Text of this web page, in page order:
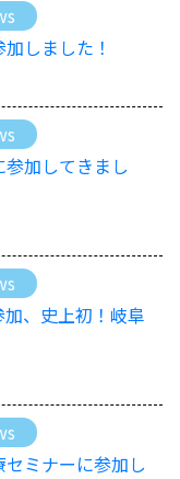
しました！
加してきまし
、史上初！岐阜
ミナーに参加し